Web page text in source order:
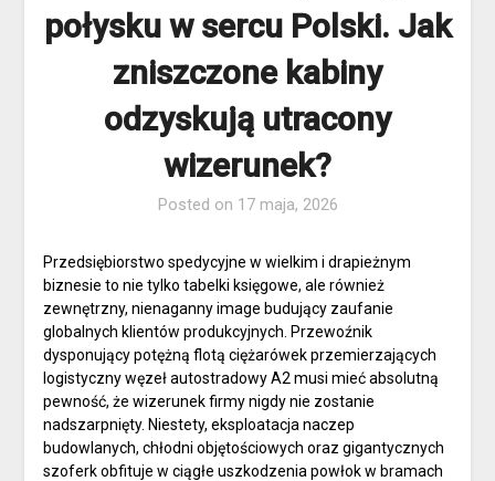
połysku w sercu Polski. Jak
zniszczone kabiny
odzyskują utracony
wizerunek?
Posted on 17 maja, 2026
Przedsiębiorstwo spedycyjne w wielkim i drapieżnym
biznesie to nie tylko tabelki księgowe, ale również
zewnętrzny, nienaganny image budujący zaufanie
globalnych klientów produkcyjnych. Przewoźnik
dysponujący potężną flotą ciężarówek przemierzających
logistyczny węzeł autostradowy A2 musi mieć absolutną
pewność, że wizerunek firmy nigdy nie zostanie
nadszarpnięty. Niestety, eksploatacja naczep
budowlanych, chłodni objętościowych oraz gigantycznych
szoferk obfituje w ciągłe uszkodzenia powłok w bramach